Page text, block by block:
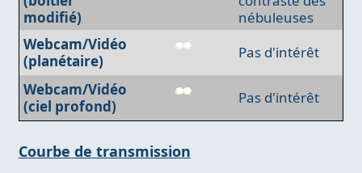
modifié)
nébuleuses
Webcam/Vidéo
(planétaire)
Pas d'intérêt
Webcam/Vidéo
(ciel profond)
Pas d'intérêt
Courbe de transmission